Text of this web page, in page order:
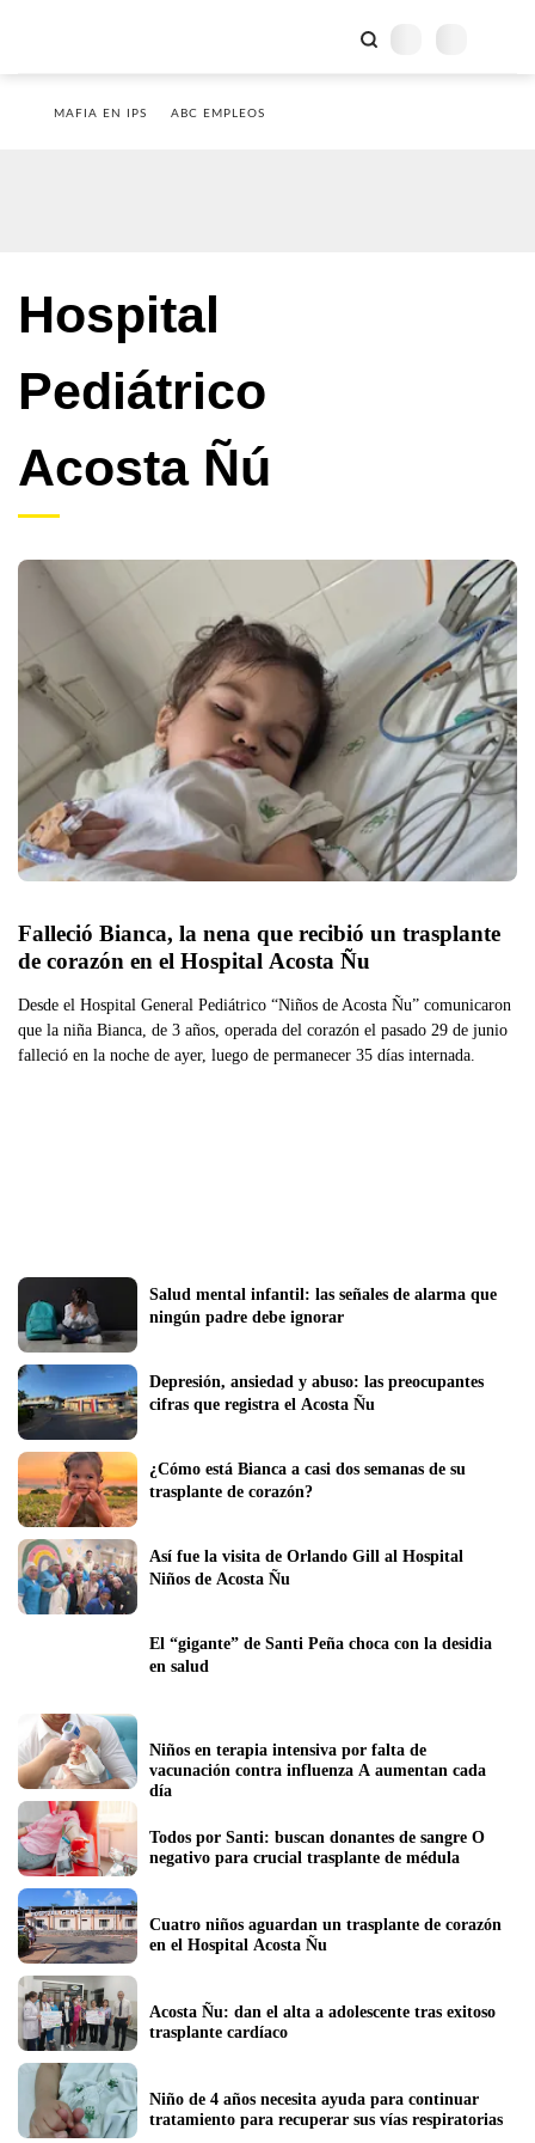
MAFIA EN IPS ABC EMPLEOS
Hospital
Pediátrico
Acosta Ñú
Falleció Bianca, la nena que recibió un trasplante
de corazón en el Hospital Acosta Ñu
Desde el Hospital General Pediátrico “Niños de Acosta Ñu” comunicaron
que la niña Bianca, de 3 años, operada del corazón el pasado 29 de junio
falleció en la noche de ayer, luego de permanecer 35 días internada.
Salud mental infantil: las señales de alarma que
ningún padre debe ignorar
Depresión, ansiedad y abuso: las preocupantes
cifras que registra el Acosta Ñu
¿Cómo está Bianca a casi dos semanas de su
trasplante de corazón?
Así fue la visita de Orlando Gill al Hospital
Niños de Acosta Ñu
El “gigante” de Santi Peña choca con la desidia
en salud
Niños en terapia intensiva por falta de
vacunación contra influenza A aumentan cada
día
Todos por Santi: buscan donantes de sangre O
negativo para crucial trasplante de médula
Cuatro niños aguardan un trasplante de corazón
en el Hospital Acosta Ñu
Acosta Ñu: dan el alta a adolescente tras exitoso
Niño de 4 años necesita ayuda para continuar
tratamiento para recuperar sus vías respiratorias